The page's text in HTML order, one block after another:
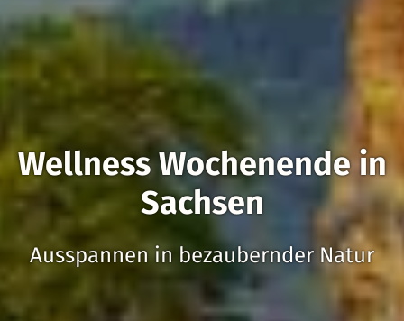
Wellness Wochenende in
Sachsen
Ausspannen in bezaubernder Natur